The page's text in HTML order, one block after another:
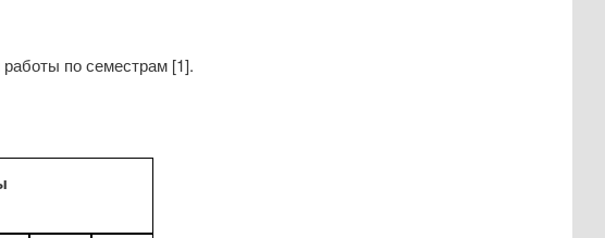
по семестрам [1].